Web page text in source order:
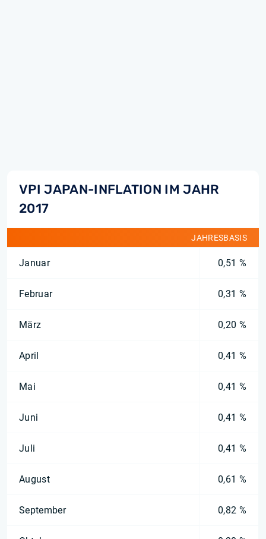
VPI JAPAN-INFLATION IM JAHR
2017
JAHRESBASIS
Januar 0,51 %
Februar 0,31 %
März 0,20 %
April 0,41 %
Mai 0,41 %
Juni 0,41 %
Juli 0,41 %
August 0,61 %
September 0,82 %